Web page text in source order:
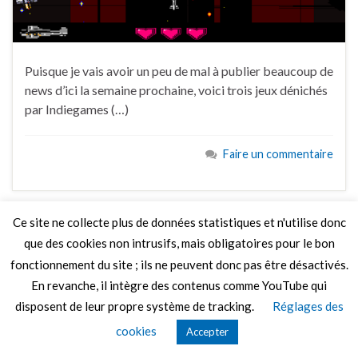
Puisque je vais avoir un peu de mal à publier beaucoup de
news d’ici la semaine prochaine, voici trois jeux dénichés
par Indiegames (…)
Faire un commentaire
© 2026 Le Mag de MO5.COM.
Construit avec
parThèmes Graphene.
Ce site ne collecte plus de données statistiques et n'utilise donc
que des cookies non intrusifs, mais obligatoires pour le bon
fonctionnement du site ; ils ne peuvent donc pas être désactivés.
En revanche, il intègre des contenus comme YouTube qui
disposent de leur propre système de tracking.
Réglages des
cookies
Accepter